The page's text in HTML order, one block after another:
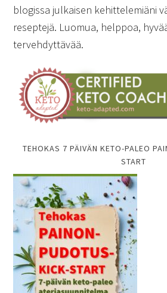
blogissa julkaisen kehittelemiäni
reseptejä. Luomua, helppoa,
tervehdyttävää.
TEHOKAS 7 PÄIVÄN KETO-PALEO
START